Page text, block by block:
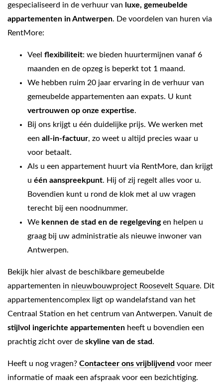
gespecialiseerd in de verhuur van luxe, gemeubelde
appartementen in Antwerpen. De voordelen van huren via
RentMore:
Veel flexibiliteit: we bieden huurtermijnen vanaf 6
maanden en de opzeg is beperkt tot 1 maand.
We hebben ruim 20 jaar ervaring in de verhuur van
gemeubelde appartementen aan expats. U kunt
vertrouwen op onze expertise.
Bij ons krijgt u één duidelijke prijs. We werken met
een all-in-factuur, zo weet u altijd precies waar u
voor betaalt.
Als u een appartement huurt via RentMore, dan krijgt
u één aanspreekpunt. Hij of zij regelt alles voor u.
Bovendien kunt u rond de klok met al uw vragen
terecht bij een noodnummer.
We kennen de stad en de regelgevingen helpen u
graag bij uw administratie als nieuwe inwoner van
Antwerpen.
Bekijk hier alvast de beschikbare gemeubelde
appartementen in nieuwbouwproject Roosevelt Square. Dit
appartementencomplex ligt op wandelafstand van het
Centraal Station en het centrum van Antwerpen. Vanuit de
stijlvol ingerichte appartementen heeft u bovendien een
prachtig zicht over de skyline van de stad.
Heeft u nog vragen? Contacteer ons vrijblijvend voor meer
informatie of maak een afspraak voor een bezichtiging.